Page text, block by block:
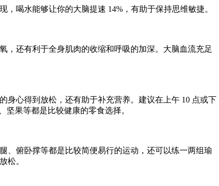
喝水能够让你的大脑提速 14%，有助于保持思维敏捷。
还有利于全身肌肉的收缩和呼吸的加深。大脑血流充足
心得到放松，还有助于补充营养。建议在上午 10 点或下
坚果等都是比较健康的零食选择。
俯卧撑等都是比较简便易行的运动，还可以练一两组瑜
松。